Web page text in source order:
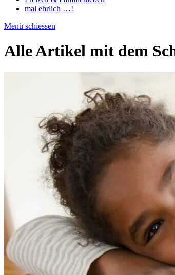
mal ehrlich …!
Menü schiessen
Alle Artikel mit dem